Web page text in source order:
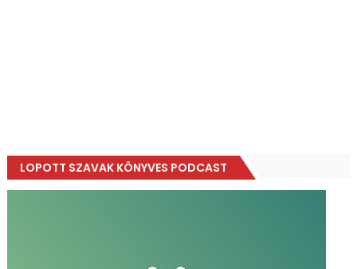
LOPOTT SZAVAK KÖNYVES PODCAST